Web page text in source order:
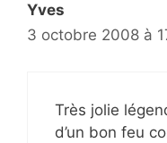
Yves
3 octobre 2008 à
Très jolie
d’un bon feu